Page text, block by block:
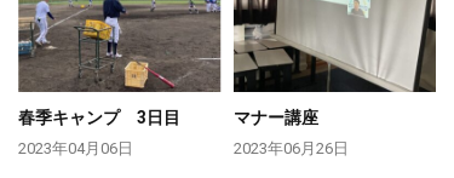
春季キャンプ 3日目
2023年04月06日
マナー講座
2023年06月26日